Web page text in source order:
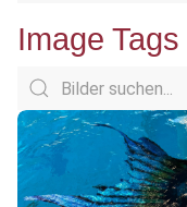
Image Tags